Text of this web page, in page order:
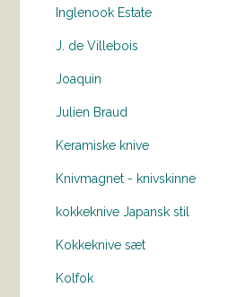
Inglenook Estate
J. de Villebois
Joaquin
Julien Braud
Keramiske knive
Knivmagnet - knivskinne
kokkeknive Japansk stil
Kokkeknive sæt
Kolfok